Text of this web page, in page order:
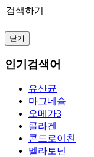
검색하기
닫기
인기검색어
유산균
마그네슘
오메가3
콜라겐
콘드로이친
멜라토닌